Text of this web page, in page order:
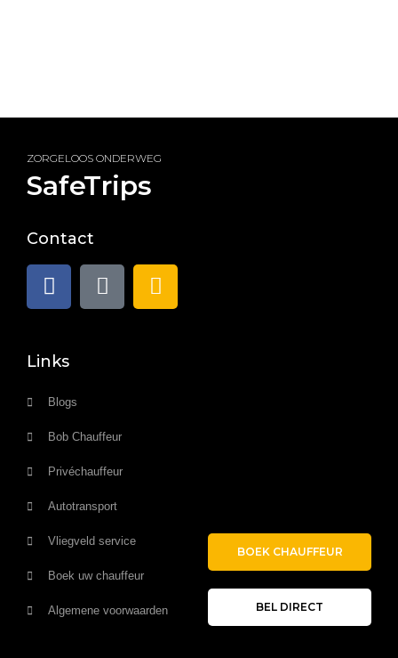
ZORGELOOS ONDERWEG
SafeTrips
Contact
Links
Blogs
Bob Chauffeur
Privéchauffeur
Autotransport
Vliegveld service
Boek uw chauffeur
Algemene voorwaarden
BOEK CHAUFFEUR
BEL DIRECT